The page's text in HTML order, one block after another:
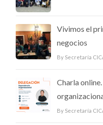
Vivimos el
negocios
By Secretaría
Charla
By Secretaría